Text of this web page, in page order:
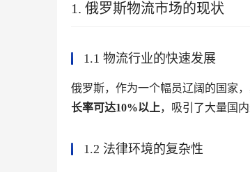
1. 俄罗斯物流市场的现状
1.1 物流行业的快速发展
俄罗斯，作为一个幅员辽阔的国家
长率可达10%以上，吸引了大量国
1.2 法律环境的复杂性